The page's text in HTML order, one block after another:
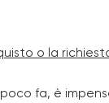
o la
fa, è